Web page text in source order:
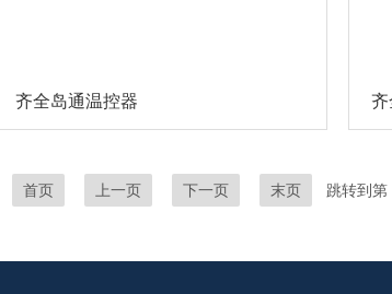
齐全岛通温控器
首页 上一页 下一页 末页 跳转到第